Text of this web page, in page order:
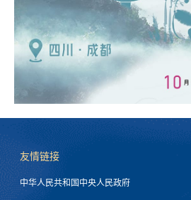
友情链接
中华人民共和国中央人民政府